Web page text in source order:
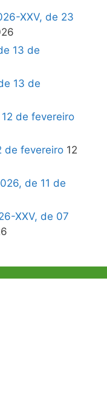
XXV, de 23
13 de
13 de
de fevereiro
de fevereiro 12
de 11 de
XXV, de 07